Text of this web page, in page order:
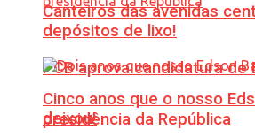
PCB aprova candidatura de
presidência da República
Canteiros das avenidas
depósitos de lixo!
Cinco anos que o nosso
deixou!